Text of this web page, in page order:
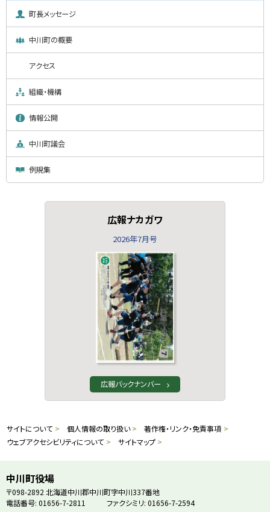
町長メッセージ
中川町の概要
アクセス
組織・機構
情報公開
中川町議会
例規集
広報ナカガワ
2026年7月号
広報バックナンバー
文
る
メ
サ
ト
情
サイトについて 個人情報の取り扱い
著作権・リンク・免責事項
ウェブアクセシビリティについて
サイトマップ
中川町役場
〒098-2892 北海道中川郡中川町字中川337番地
電話番号: 01656-7-2811
ファクシミリ: 01656-7-2594